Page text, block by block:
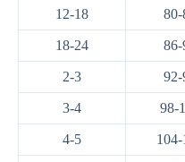
12-18 80-
18-24 86-
2-3 92-
3-4 98-
4-5 104-